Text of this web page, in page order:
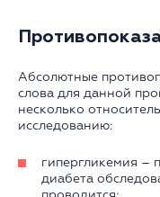
Абсолютные
слова для данной
несколько
исследованию:
гипергликемия –
диабета